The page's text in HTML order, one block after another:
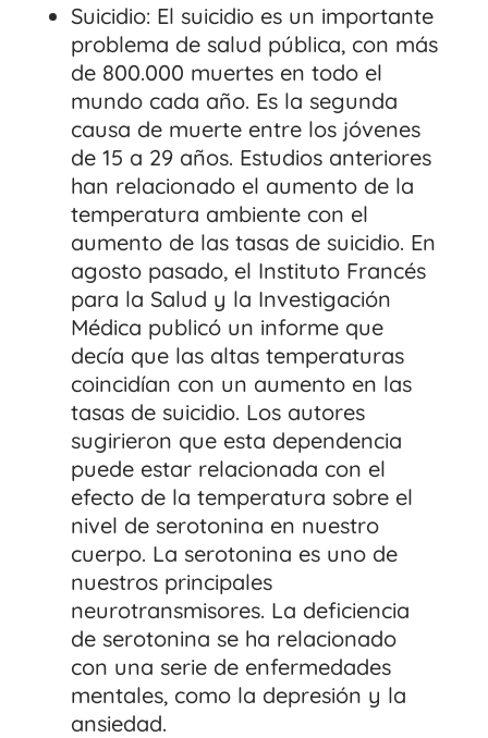
Suicidio: El suicidio es un importante
problema de salud pública, con más
de 800.000 muertes en todo el
mundo cada año. Es la segunda
causa de muerte entre los jóvenes
de 15 a 29 años. Estudios anteriores
han relacionado el aumento de la
temperatura ambiente con el
aumento de las tasas de suicidio. En
agosto pasado, el Instituto Francés
para la Salud y la Investigación
Médica publicó un informe que
decía que las altas temperaturas
coincidían con un aumento en las
tasas de suicidio. Los autores
sugirieron que esta dependencia
puede estar relacionada con el
efecto de la temperatura sobre el
nivel de serotonina en nuestro
cuerpo. La serotonina es uno de
nuestros principales
neurotransmisores. La deficiencia
de serotonina se ha relacionado
con una serie de enfermedades
mentales, como la depresión y la
ansiedad.